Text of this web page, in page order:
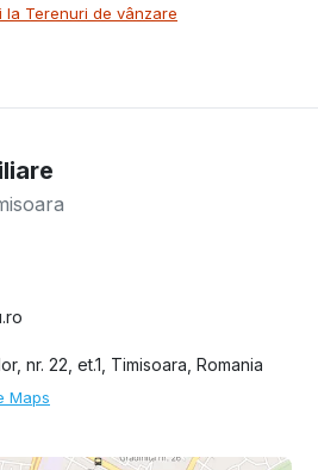
la Terenuri de vânzare
nr. 22, et.1, Timisoara, Romania
Maps